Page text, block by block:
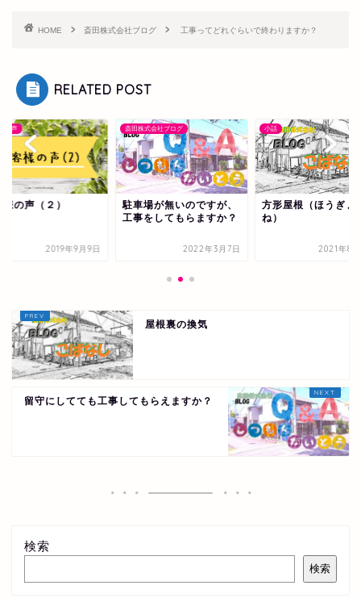
HOME 斎田株式会社ブログ 工事ってどれぐらいで終わりますか？
RELATED POST
の声
様の声（２）
2019年9月9日
斎田株式会社ブログ
駐車場が無いのですが、
工事をしてもらますか？
2022年3月7日
小話
方形屋根（ほうぎょ
ね）
2021年8
屋根裏の換気
留守にしてても工事してもらえますか？
検索
検索